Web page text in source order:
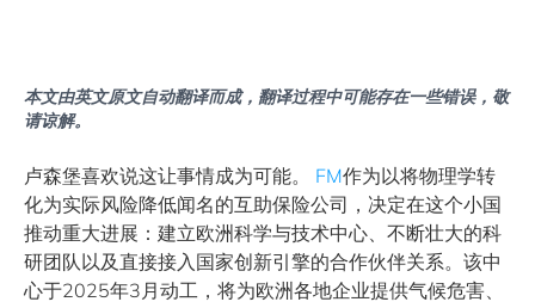
本文由英文原文自动翻译而成，翻译过程中可能存在一些错误，敬
请谅解。
卢森堡喜欢说这让事情成为可能。 FM作为以将物理学转
化为实际风险降低闻名的互助保险公司，决定在这个小国
推动重大进展：建立欧洲科学与技术中心、不断壮大的科
研团队以及直接接入国家创新引擎的合作伙伴关系。该中
心于2025年3月动工，将为欧洲各地企业提供气候危害、